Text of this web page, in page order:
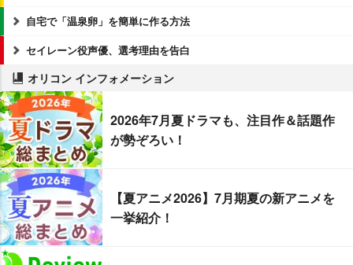
自宅で「温泉卵」を簡単に作る方法
セイレーン役声優、選考理由を告白
オリコン インフォメーション
2026年7月夏ドラマも、注目作＆話題作
が勢ぞろい！
【夏アニメ2026】7月期夏の新アニメを
一挙紹介！